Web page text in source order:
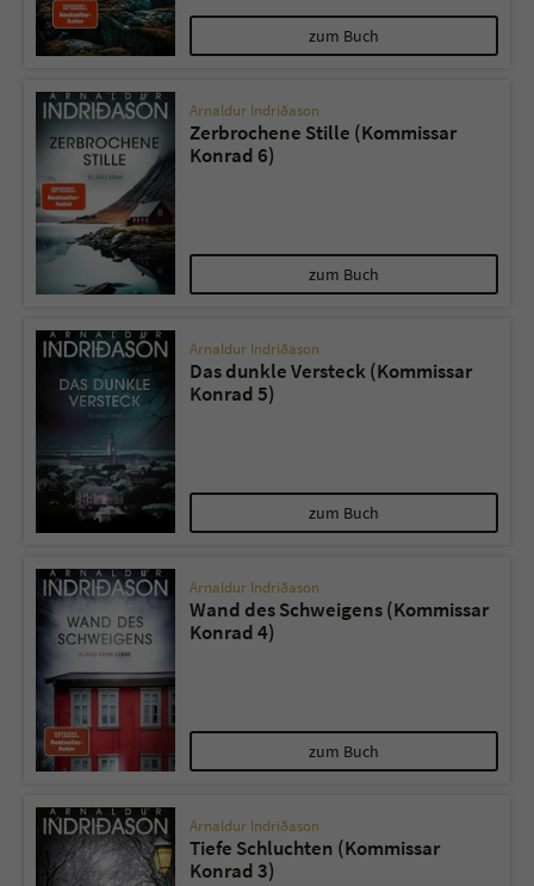
zum Buch
Arnaldur Indriðason
Zerbrochene Stille (Kommissar
Konrad 6)
zum Buch
Arnaldur Indriðason
Das dunkle Versteck (Kommissar
Konrad 5)
zum Buch
Arnaldur Indriðason
Wand des Schweigens (Kommissar
Konrad 4)
zum Buch
Arnaldur Indriðason
Tiefe Schluchten (Kommissar
Konrad 3)